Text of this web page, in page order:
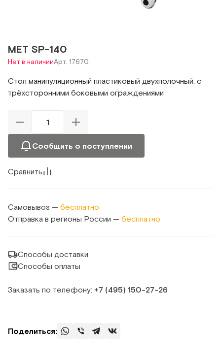
МЕТ SP-140
Нет в наличииАрт. 17670
Стол манипуляционный пластиковый двухполочный. с
трёхсторонними боковыми ограждениями
Сообщить о поступлении
Сравнить
Самовывоз — бесплатно
Отправка в регионы России — бесплатно
Способы доставки
Способы оплаты
Заказать по телефону: +7 (495) 150‑27‑26
Поделиться: